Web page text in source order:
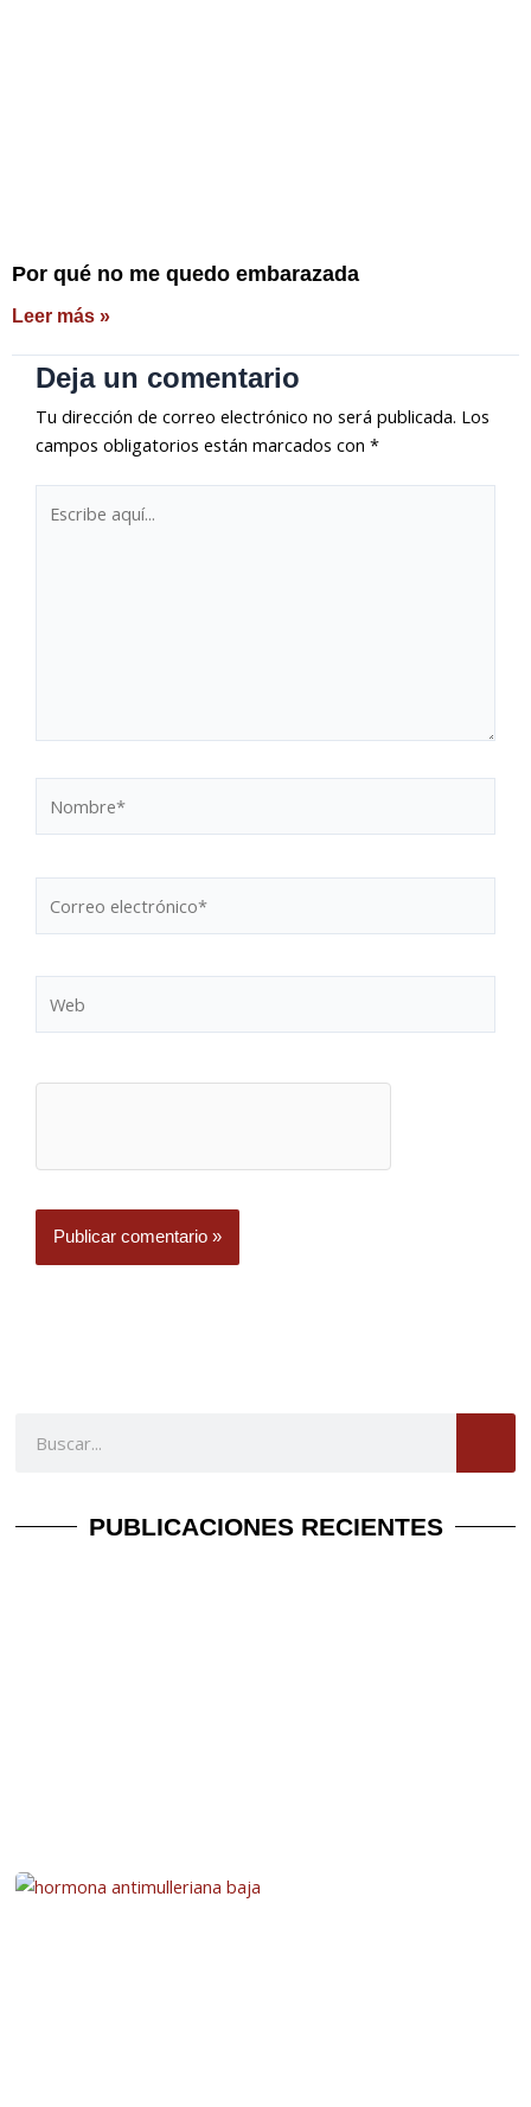
Por qué no me quedo embarazada
Leer más »
Deja un comentario
Tu dirección de correo electrónico no será publicada. Los
campos obligatorios están marcados con *
aquí...
electrónico*
PUBLICACIONES RECIENTES